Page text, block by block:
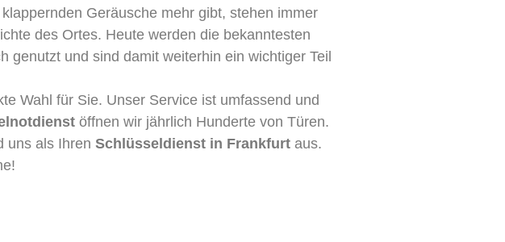
Geräusche mehr gibt, stehen immer
des Ortes. Heute werden die bekanntesten
genutzt und sind damit weiterhin ein wichtiger Teil
Wahl für Sie. Unser Service ist umfassend und
öffnen wir jährlich Hunderte von Türen.
uns als Ihren Schlüsseldienst in Frankfurtaus.